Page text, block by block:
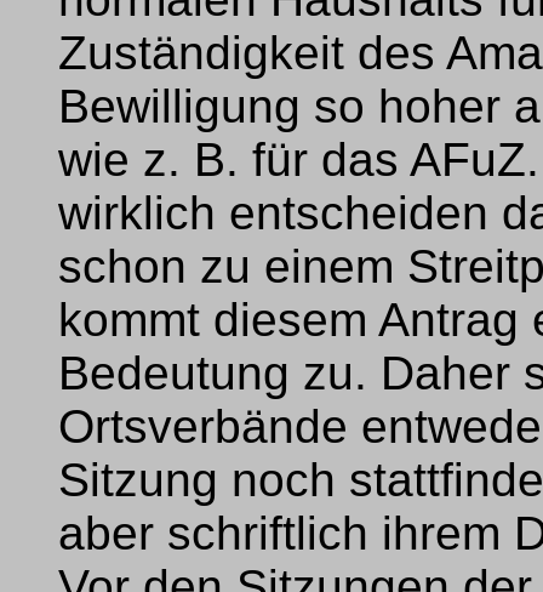
Zuständigkeit des
Bewilligung so hoher
wie z. B. für das
wirklich entscheiden
schon zu einem
kommt diesem
Bedeutung zu. Daher
Ortsverbände
Sitzung noch
aber schriftlich ihrem